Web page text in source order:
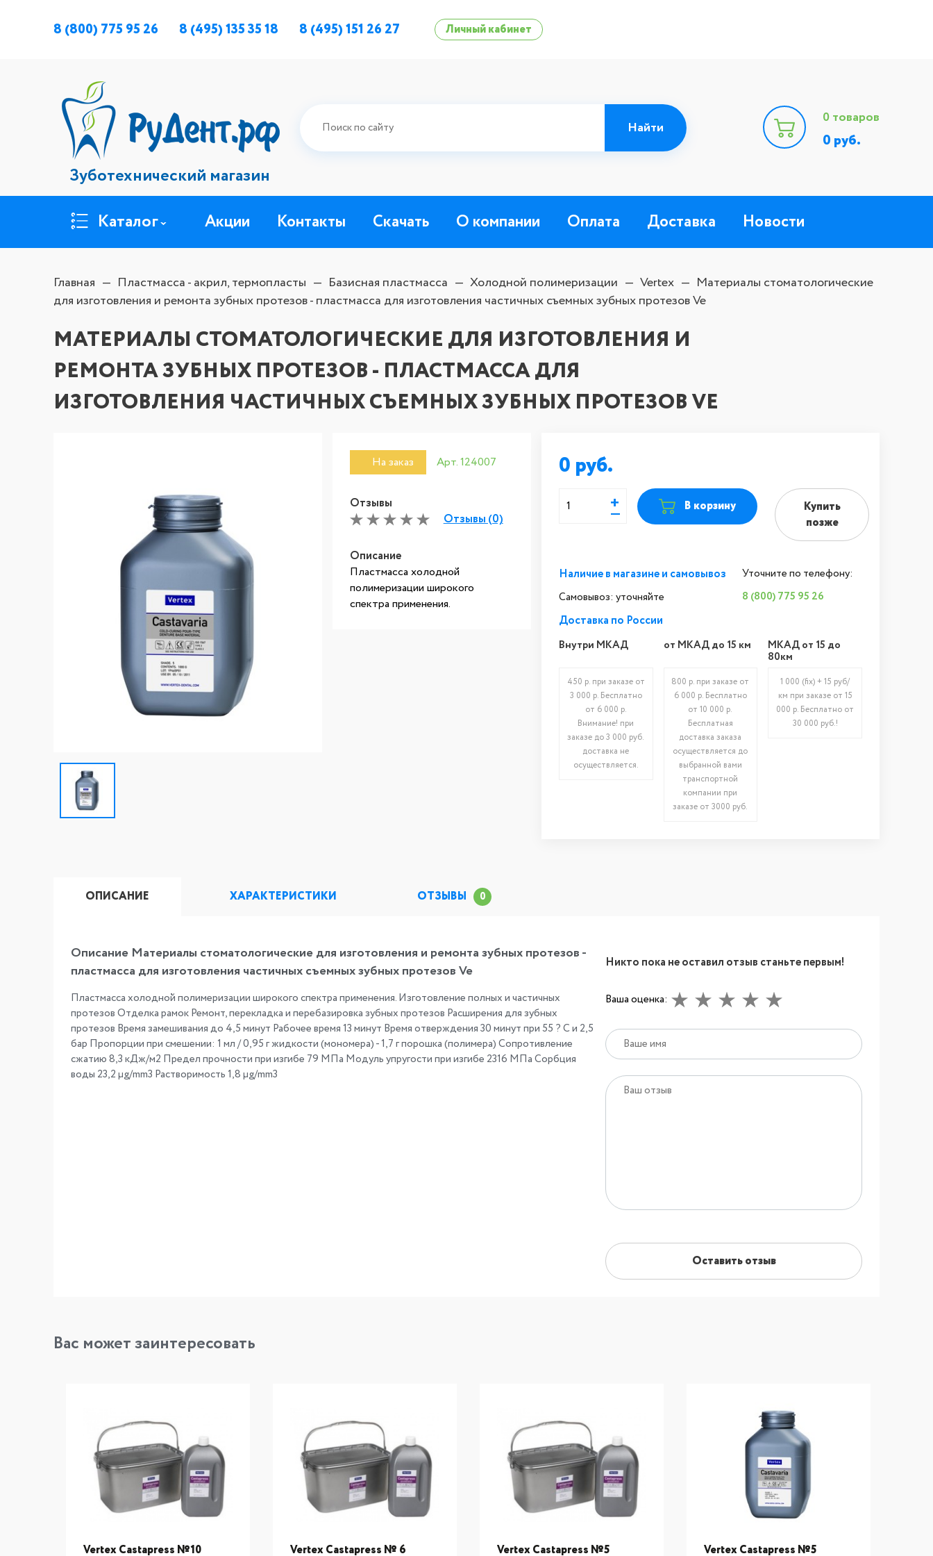
8 (800) 775 95 26 8 (495) 135 35 18 8 (495) 151 26 27 Личный кабинет
Зуботехнический магазин
0товаров
0 руб.
Каталог Акции Контакты Скачать О компании Оплата Доставка Новости
Главная Пластмасса - акрил, термопласты Базисная пластмасса Холодной полимеризации Vertex
Материалы стоматологические
для изготовления и ремонта зубных протезов - пластмасса для изготовления частичных съемных зубных протезов Ve
МАТЕРИАЛЫ СТОМАТОЛОГИЧЕСКИЕ ДЛЯ ИЗГОТОВЛЕНИЯ И
РЕМОНТА ЗУБНЫХ ПРОТЕЗОВ - ПЛАСТМАССА ДЛЯ
ИЗГОТОВЛЕНИЯ ЧАСТИЧНЫХ СЪЕМНЫХ ЗУБНЫХ ПРОТЕЗОВ VE
На заказ Арт. 124007
Отзывы
Отзывы (0)
Описание
Пластмасса холодной
полимеризации широкого
спектра применения.
0
+
— В корзину
Купить
позже
Наличие в магазине и самовывоз
Самовывоз: уточняйте
Уточните по телефону:
8 (800) 775 95 26
Доставка по России
Внутри МКАД
450 р. при заказе от
3 000 р. Бесплатно
от 6 000 р.
Внимание! при
заказе до 3 000 руб.
доставка не
осуществляется.
от МКАД до 15 км
800 р. при заказе от
6 000 р. Бесплатно
от 10 000 р.
Бесплатная
доставка заказа
осуществляется до
выбранной вами
транспортной
компании при
заказе от 3000 руб.
МКАД от 15 до
80км
1 000 (fix) + 15 руб/
км при заказе от 15
000 р. Бесплатно от
30 000 руб.!
ОПИСАНИЕ ХАРАКТЕРИСТИКИ ОТЗЫВЫ 0
Описание Материалы стоматологические для изготовления и ремонта зубных протезов -
пластмасса для изготовления частичных съемных зубных протезов Ve
Пластмасса холодной полимеризации широкого спектра применения. Изготовление полных и частичных
протезов Отделка рамок Ремонт, перекладка и перебазировка зубных протезов Расширения для зубных
протезов Время замешивания до 4,5 минут Рабочее время 13 минут Время отверждения 30 минут при 55 ? С и 2,5
бар Пропорции при смешении: 1 мл / 0,95 г жидкости (мономера) - 1,7 г порошка (полимера) Сопротивление
сжатию 8,3 кДж/м2 Предел прочности при изгибе 79 МПа Модуль упругости при изгибе 2316 МПа Сорбция
воды 23,2 μg/mm3 Растворимость 1,8 μg/mm3
Никто пока не оставил отзыв станьте первым!
Ваша оценка:
Оставить отзыв
Вас может заинтересовать
Vertex Castapress №10
Vertex Castapress № 6
Vertex Castapress №5
Vertex Castapress №5